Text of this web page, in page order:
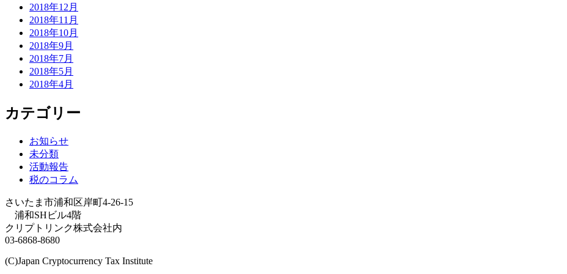
2018年12月
2018年11月
2018年10月
2018年9月
2018年7月
2018年5月
2018年4月
カテゴリー
お知らせ
未分類
活動報告
税のコラム
さいたま市浦和区岸町4-26-15
浦和SHビル4階
クリプトリンク株式会社内
03-6868-8680
(C)Japan Cryptocurrency Tax Institute